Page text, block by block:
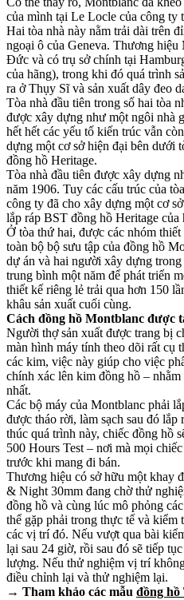
của mình tại Le Locle của công ty
Hai tòa nhà này nằm trải dài trên
ngoại ô của Geneva. Thương
Đức và có trụ sở chính tại
của hãng), trong khi đó quá trình
ra ở Thụy Sĩ và sản xuất dây đeo
Tòa nhà đầu tiên trong số hai tòa
được xây dựng như một ngôi nhà
hết hết các yếu tố kiến trúc vẫn
dựng một cơ sở hiện đại bên dưới
đồng hồ Heritage.
Tòa nhà đầu tiên được xây dựng
năm 1906. Tuy các cấu trúc của
công ty đã cho xây dựng một cơ
lắp ráp BST đồng hồ Heritage của
Ở tòa thứ hai, được các nhóm
toàn bộ bộ sưu tập của đồng hồ
dự án và hai người xây dựng
trung bình một năm để phát triển
thiết kế riêng lẻ trải qua hơn 150
khâu sản xuất cuối cùng.
Cách đồng hồ Montblanc được
Người thợ sản xuất được trang bị
màn hình máy tính theo dõi rất cụ
các kim, việc này giúp cho việc
chính xác lên kim đồng hồ –
nhất.
Các bộ máy của Montblanc phải
được tháo rời, làm sạch sau đó
thúc quá trình này, chiếc đồng hồ
500 Hours Test – nơi mà mọi
trước khi mang đi bán.
Thương hiệu có sở hữu một khay
& Night 30mm đang chờ thử
đồng hồ và cùng lúc mô phỏng
thể gặp phải trong thực tế và kiểm
các vị trí đó. Nếu vượt qua bài
lại sau 24 giờ, rồi sau đó sẽ tiếp
lượng. Nếu thử nghiệm vị trí
điều chỉnh lại và thử nghiệm lại.
→ Tham khảo các mẫu đồng hồ